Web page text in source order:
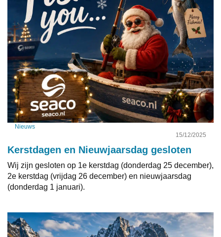
Nieuws
15/12/2025
Kerstdagen en Nieuwjaarsdag gesloten
Wij zijn gesloten op 1e kerstdag (donderdag 25 december),
2e kerstdag (vrijdag 26 december) en nieuwjaarsdag
(donderdag 1 januari).